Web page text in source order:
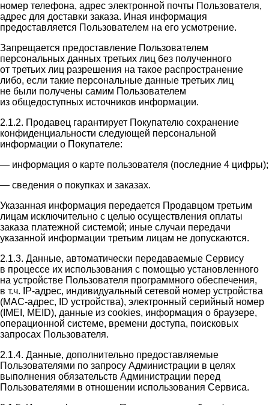
номер телефона, адрес электронной почты Пользователя,
адрес для доставки заказа. Иная информация
предоставляется Пользователем на его усмотрение.
Запрещается предоставление Пользователем
персональных данных третьих лиц без полученного
от третьих лиц разрешения на такое распространение
либо, если такие персональные данные третьих лиц
не были получены самим Пользователем
из общедоступных источников информации.
2.1.2. Продавец гарантирует Покупателю сохранение
конфиденциальности следующей персональной
информации о Покупателе:
— информация о карте пользователя (последние 4 цифры);
— сведения о покупках и заказах.
Указанная информация передается Продавцом третьим
лицам исключительно с целью осуществления оплаты
заказа платежной системой; иные случаи передачи
указанной информации третьим лицам не допускаются.
2.1.3. Данные, автоматически передаваемые Сервису
в процессе их использования с помощью установленного
на устройстве Пользователя программного обеспечения,
в т.ч. IP-адрес, индивидуальный сетевой номер устройства
(MAC-адрес, ID устройства), электронный серийный номер
(IMEI, MEID), данные из cookies, информация о браузере,
операционной системе, времени доступа, поисковых
запросах Пользователя.
2.1.4. Данные, дополнительно предоставляемые
Пользователями по запросу Администрации в целях
выполнения обязательств Администрации перед
Пользователями в отношении использования Сервиса.